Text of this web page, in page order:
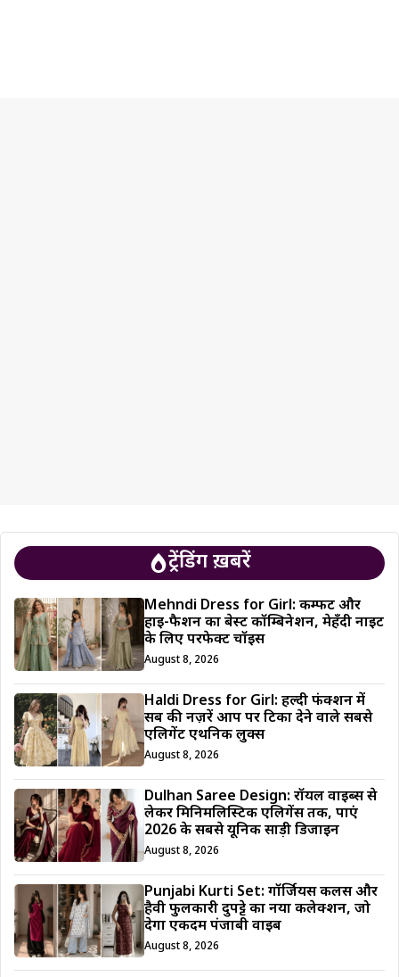
ट्रेंडिंग ख़बरें
Mehndi Dress for Girl: कम्फर्ट और
हाई-फैशन का बेस्ट कॉम्बिनेशन, मेहँदी नाइट
के लिए परफेक्ट चॉइस
August 8, 2026
Haldi Dress for Girl: हल्दी फंक्शन में
सब की नज़रें आप पर टिका देने वाले सबसे
एलिगेंट एथनिक लुक्स
August 8, 2026
Dulhan Saree Design: रॉयल वाइब्स से
लेकर मिनिमलिस्टिक एलिगेंस तक, पाएं
2026 के सबसे यूनिक साड़ी डिजाईन
August 8, 2026
Punjabi Kurti Set: गॉर्जियस कलर्स और
हैवी फुलकारी दुपट्टे का नया कलेक्शन, जो
देगा एकदम पंजाबी वाइब
August 8, 2026